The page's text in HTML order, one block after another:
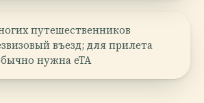
путешественников
въезд; для прилета
нужна eTA